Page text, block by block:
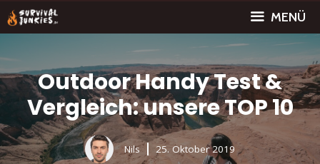
Zum
Inhalt
MENÜ
Outdoor Handy Test &
Vergleich: unsere TOP 10
Nils 25. Oktober 2019